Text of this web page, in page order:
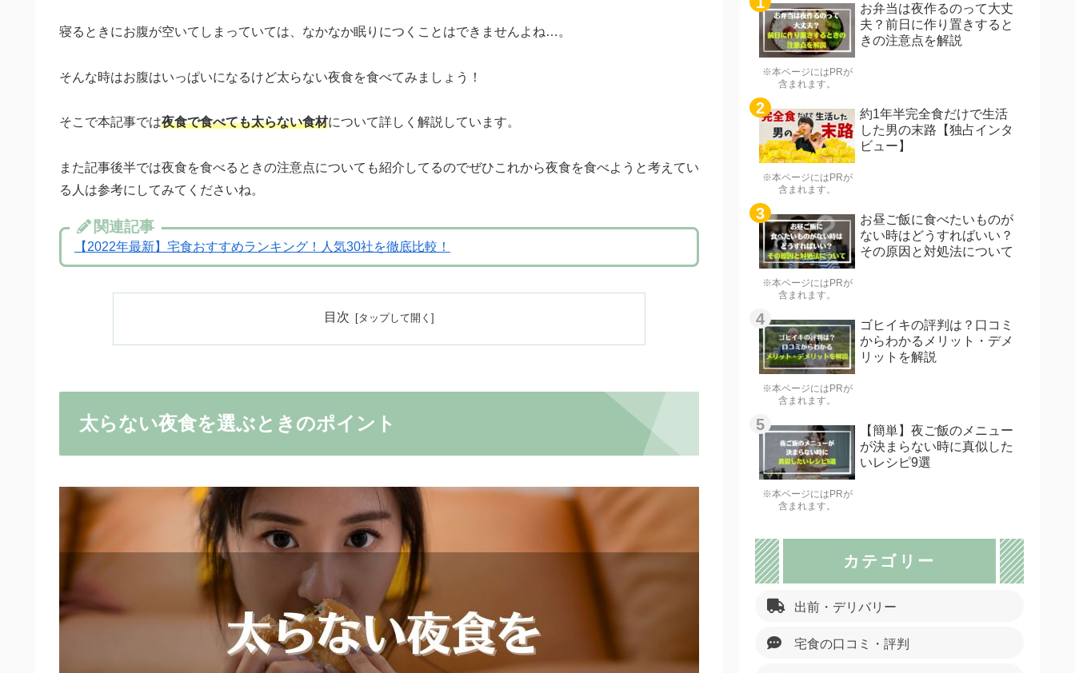
寝るときにお腹が空いてしまっていては、なかなか眠りにつくことはできませんよね…。
そんな時はお腹はいっぱいになるけど太らない夜食を食べてみましょう！
そこで本記事では夜食で食べても太らない食材について詳しく解説しています。
また記事後半では夜食を食べるときの注意点についても紹介してるのでぜひこれから夜食を食べようと考えてい
る人は参考にしてみてくださいね。
関連記事
【2022年最新】宅食おすすめランキング！人気30社を徹底比較！
目次
太らない夜食を選ぶときのポイント
※本ページにはPRが
含まれます。
お弁当は夜作るのって大丈
夫？前日に作り置きすると
きの注意点を解説
※本ページにはPRが
含まれます。
約1年半完全食だけで生活
した男の末路【独占インタ
ビュー】
※本ページにはPRが
含まれます。
お昼ご飯に食べたいものが
ない時はどうすればいい？
その原因と対処法について
※本ページにはPRが
含まれます。
ゴヒイキの評判は？口コミ
からわかるメリット・デメ
リットを解説
※本ページにはPRが
含まれます。
【簡単】夜ご飯のメニュー
が決まらない時に真似した
いレシピ9選
カテゴリー
出前・デリバリー
宅食の口コミ・評判